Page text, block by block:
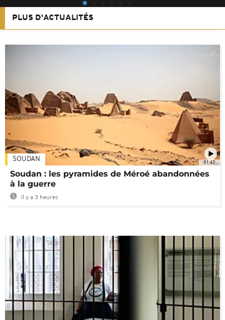
PLUS D'ACTUALITÉS
01:47
SOUDAN
Soudan : les pyramides de Méroé abandonnées
à la guerre
Il y a 3 heures